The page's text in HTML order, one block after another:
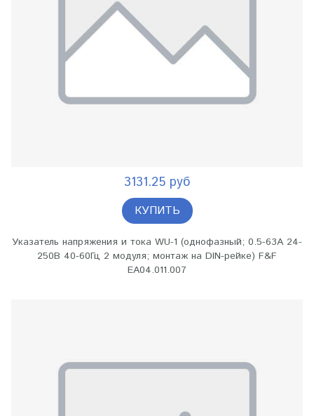
3131.25 руб
КУПИТЬ
Указатель напряжения и тока WU-1 (однофазный; 0.5-63А 24-
250В 40-60Гц 2 модуля; монтаж на DIN-рейке) F&F
EA04.011.007